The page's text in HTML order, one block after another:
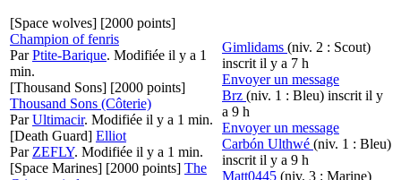
[Space wolves] [2000 points]
Champion of fenris
ParPtite-Barique. Modifiée il y a 1
min.
[Thousand Sons] [2000 points]
Thousand Sons (Côterie)
ParUltimacir. Modifiée il y a 1 min.
[Death Guard] Elliot
Par ZEFLY. Modifiée il y a 1 min.
[Space Marines] [2000 points] The
Gimlidams (niv. 2 : Scout)
inscrit il y a 7 h
Envoyer un message
Brz (niv. 1 : Bleu) inscrit il y
a 9 h
Envoyer un message
Carbón Ulthwé (niv. 1 : Bleu)
inscrit il y a 9 h
Matt0445 (niv. 3 : Marine)